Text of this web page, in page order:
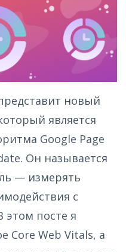
новый
является
Google Page
Он называется
— измерять
с
этом посте я
Core Web Vitals, а